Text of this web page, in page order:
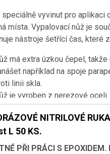
z pistole a uzávěry
na kartuších, když
vyvinut pro aplikaci
místa. Vypalovací nůž je
nástroje šetřící čas, které
má extra úzkou čepel,
například na spoje
linii skla.
je vyroben z nerezové
utěrek EASY•Q™.
je vybaven dlouhou,
NITRILOVÉ
L 50 KS.
PŘI PRÁCI S